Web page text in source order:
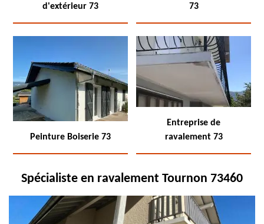
d'extérieur 73
73
Peinture Boiserie 73
Entreprise de
ravalement 73
Spécialiste en ravalement Tournon 73460